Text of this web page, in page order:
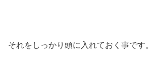
それをしっかり頭に入れておく事です。